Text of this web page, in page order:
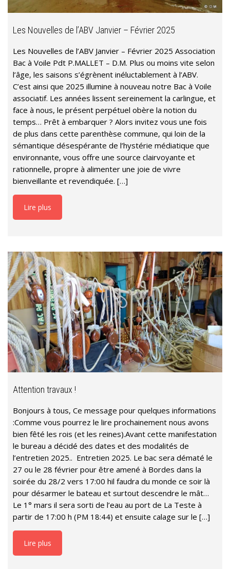
Les Nouvelles de l’ABV Janvier – Février 2025
Les Nouvelles de l’ABV Janvier – Février 2025 Association
Bac à Voile Pdt P.MALLET – D.M. Plus ou moins vite selon
l’âge, les saisons s’égrènent inéluctablement à l’ABV.
C’est ainsi que 2025 illumine à nouveau notre Bac à Voile
associatif. Les années lissent sereinement la carlingue, et
face à nous, le présent perpétuel obère la notion du
temps… Prêt à embarquer ? Alors invitez vous une fois
de plus dans cette parenthèse commune, qui loin de la
sémantique désespérante de l’hystérie médiatique que
environnante, vous offre une source clairvoyante et
rationnelle, propre à alimenter une joie de vivre
bienveillante et revendiquée. […]
Lire plus
Attention travaux !
Bonjours à tous, Ce message pour quelques informations
:Comme vous pourrez le lire prochainement nous avons
bien fêté les rois (et les reines).Avant cette manifestation
le bureau a décidé des dates et des modalités de
l’entretien 2025.. Entretien 2025. Le bac sera dématé le
27 ou le 28 février pour être amené à Bordes dans la
soirée du 28/2 vers 17:00 hil faudra du monde ce soir là
pour désarmer le bateau et surtout descendre le mât…
Le 1° mars il sera sorti de l’eau au port de La Teste à
partir de 17:00 h (PM 18:44) et ensuite calage sur le […]
Lire plus